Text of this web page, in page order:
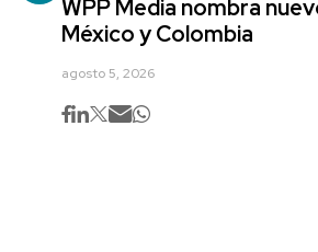
WPP Media nombra
México y Colombia
agosto 5, 2026